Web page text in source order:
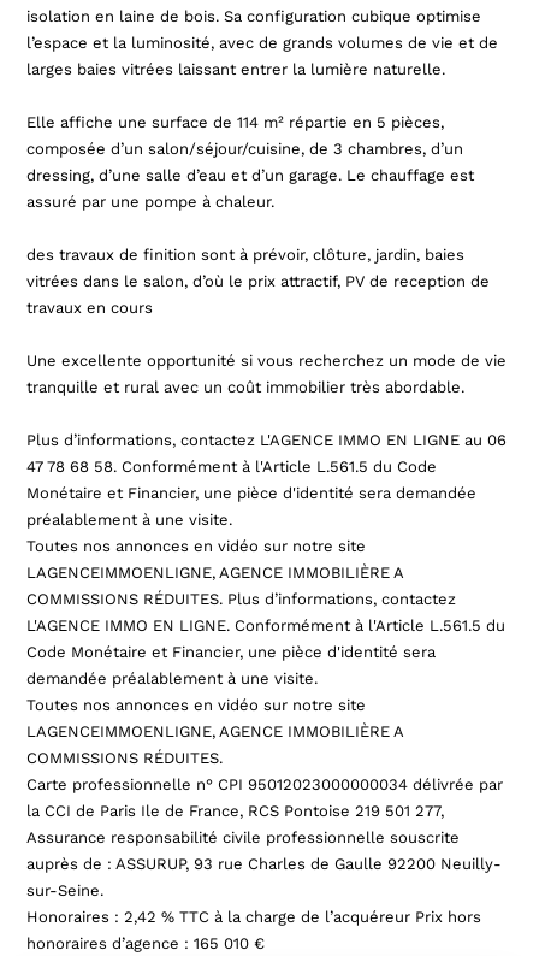
isolation en laine de bois. Sa configuration cubique optimise
l’espace et la luminosité, avec de grands volumes de vie et de
larges baies vitrées laissant entrer la lumière naturelle.
Elle affiche une surface de 114 m² répartie en 5 pièces,
composée d’un salon/séjour/cuisine, de 3 chambres, d’un
dressing, d’une salle d’eau et d’un garage. Le chauffage est
assuré par une pompe à chaleur.
des travaux de finition sont à prévoir, clôture, jardin, baies
vitrées dans le salon, d’où le prix attractif, PV de reception de
travaux en cours
Une excellente opportunité si vous recherchez un mode de vie
tranquille et rural avec un coût immobilier très abordable.
Plus d’informations, contactez L'AGENCE IMMO EN LIGNE au 06
47 78 68 58. Conformément à l'Article L.561.5 du Code
Monétaire et Financier, une pièce d'identité sera demandée
préalablement à une visite.
Toutes nos annonces en vidéo sur notre site
LAGENCEIMMOENLIGNE, AGENCE IMMOBILIÈRE A
COMMISSIONS RÉDUITES. Plus d’informations, contactez
L'AGENCE IMMO EN LIGNE. Conformément à l'Article L.561.5 du
Code Monétaire et Financier, une pièce d'identité sera
demandée préalablement à une visite.
Toutes nos annonces en vidéo sur notre site
LAGENCEIMMOENLIGNE, AGENCE IMMOBILIÈRE A
COMMISSIONS RÉDUITES.
Carte professionnelle n° CPI 95012023000000034 délivrée par
la CCI de Paris Ile de France, RCS Pontoise 219 501 277,
Assurance responsabilité civile professionnelle souscrite
auprès de : ASSURUP, 93 rue Charles de Gaulle 92200 Neuilly-
sur-Seine.
Honoraires : 2,42 % TTC à la charge de l’acquéreur Prix hors
honoraires d’agence : 165 010 €